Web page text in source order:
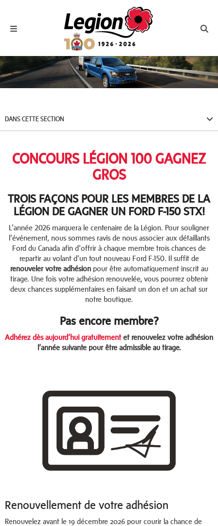
Toggle navigation
Royal Canadian Legion
DANS CETTE SECTION
CONCOURS LÉGION 100 GAGNEZ
GROS
TROIS FAÇONS POUR LES MEMBRES DE LA
LÉGION DE GAGNER UN FORD F-150 STX!
L’année 2026 marquera le centenaire de la Légion. Pour souligner
l’événement, nous sommes ravis de nous associer aux détaillants
Ford du Canada afin d’offrir à chaque membre trois chances de
repartir au volant d’un tout nouveau Ford F-150. Il suffit de
renouveler votre adhésionpour être automatiquement inscrit au
tirage. Une fois votre adhésion renouvelée, vous pourrez obtenir
deux chances supplémentaires en faisant un don et un achat sur
notre boutique.
Pas encore membre?
Adhérez dès aujourd’hui gratuitementet renouvelez votre adhésion
l’année suivante pour être admissible au tirage.
Renouvellement de votre adhésion
Renouvelez avant le 19 décembre 2026 pour courir la chance de